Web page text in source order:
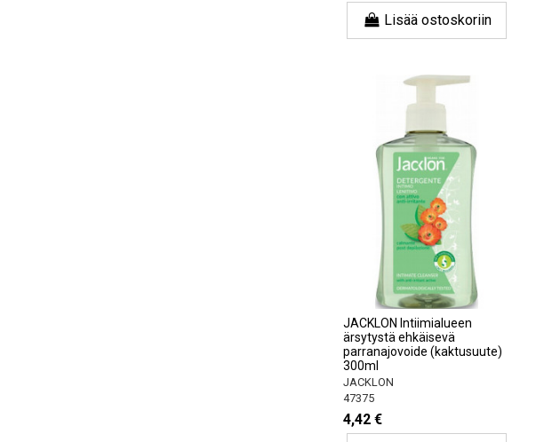
Lisää ostoskoriin
JACKLON Intiimialueen
ärsytystä ehkäisevä
parranajovoide (kaktusuute)
300ml
JACKLON
47375
4,42 €